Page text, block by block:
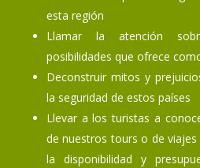
esta región
Llamar la atención
posibilidades que ofrece
Deconstruir mitos y
la seguridad de estos países
Llevar a los turistas a
de nuestros tours o de
la disponibilidad y